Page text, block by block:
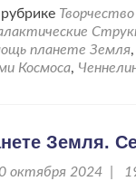
проСкорая
помощь
Земле.
планете Земля,
Космоса,
Земля.
октября 2024 |